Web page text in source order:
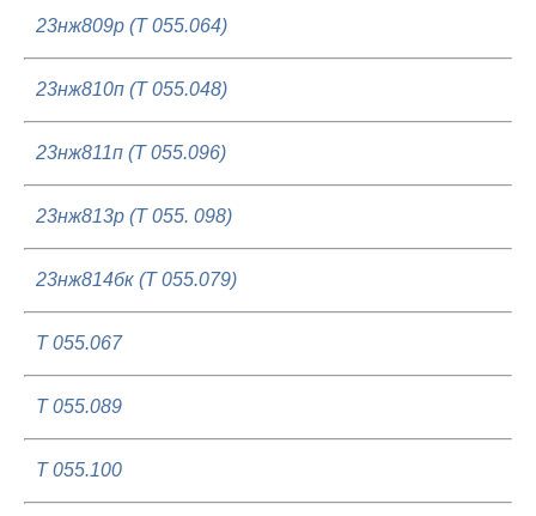
23нж809р (Т 055.064)
23нж810п (Т 055.048)
23нж811п (Т 055.096)
23нж813р (Т 055. 098)
23нж814бк (Т 055.079)
Т 055.067
Т 055.089
Т 055.100